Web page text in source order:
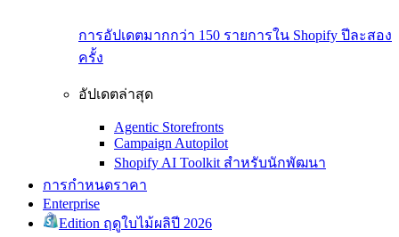
การอัปเดตมากกว่า 150 รายการใน Shopify ปีละสอง
ครั้ง
อัปเดตล่าสุด
Agentic Storefronts
Campaign Autopilot
Shopify AI Toolkit สำหรับนักพัฒนา
การกำหนดราคา
Enterprise
Edition ฤดูใบไม้ผลิปี 2026